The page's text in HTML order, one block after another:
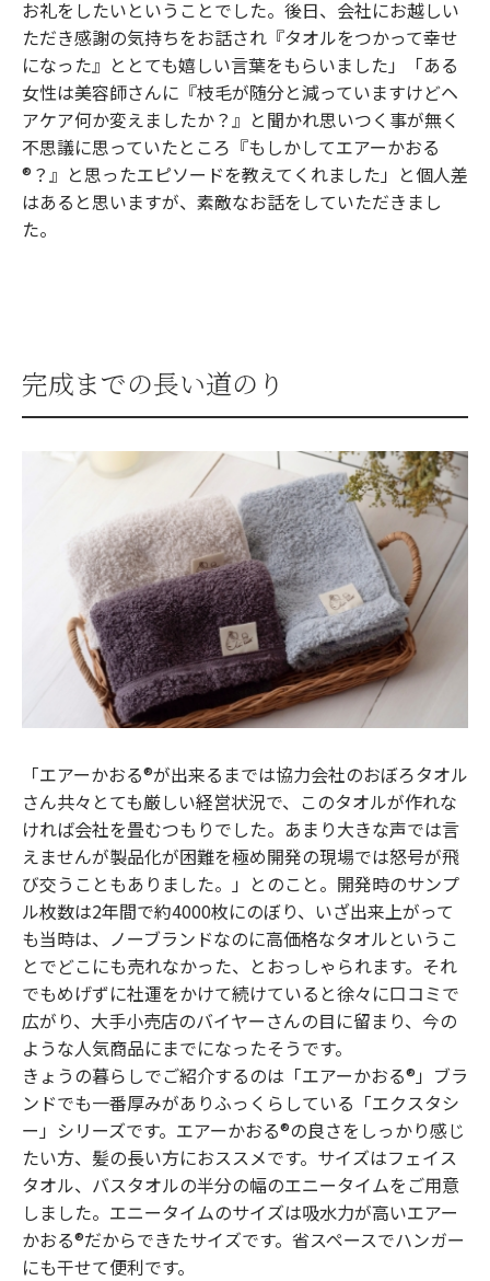
お礼をしたいということでした。後日、会社にお越しい
ただき感謝の気持ちをお話され『タオルをつかって幸せ
になった』ととても嬉しい言葉をもらいました」「ある
女性は美容師さんに『枝毛が随分と減っていますけどヘ
アケア何か変えましたか？』と聞かれ思いつく事が無く
不思議に思っていたところ『もしかしてエアーかおる
®︎？』と思ったエピソードを教えてくれました」と個人差
はあると思いますが、素敵なお話をしていただきまし
た。
完成までの長い道のり
「エアーかおる®︎が出来るまでは協力会社のおぼろタオル
さん共々とても厳しい経営状況で、このタオルが作れな
ければ会社を畳むつもりでした。あまり大きな声では言
えませんが製品化が困難を極め開発の現場では怒号が飛
び交うこともありました。」とのこと。開発時のサンプ
ル枚数は2年間で約4000枚にのぼり、いざ出来上がって
も当時は、ノーブランドなのに高価格なタオルというこ
とでどこにも売れなかった、とおっしゃられます。それ
でもめげずに社運をかけて続けていると徐々に口コミで
広がり、大手小売店のバイヤーさんの目に留まり、今の
ような人気商品にまでになったそうです。
きょうの暮らしでご紹介するのは「エアーかおる®︎」ブラ
ンドでも一番厚みがありふっくらしている「エクスタシ
ー」シリーズです。エアーかおる®︎の良さをしっかり感じ
たい方、髪の長い方におススメです。サイズはフェイス
タオル、バスタオルの半分の幅のエニータイムをご用意
しました。エニータイムのサイズは吸水力が高いエアー
かおる®︎だからできたサイズです。省スペースでハンガー
にも干せて便利です。